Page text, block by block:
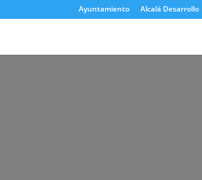
Ayuntamiento Alcalá Desarrollo